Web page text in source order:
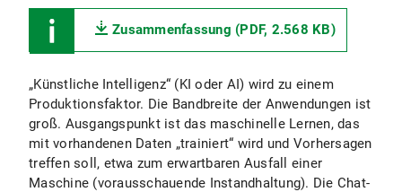
Zusammenfassung (PDF, 2.568 KB)
„Künstliche Intelligenz“ (KI oder AI) wird zu einem
Produktionsfaktor. Die Bandbreite der Anwendungen ist
groß. Ausgangspunkt ist das maschinelle Lernen, das
mit vorhandenen Daten „trainiert“ wird und Vorhersagen
treffen soll, etwa zum erwartbaren Ausfall einer
Maschine (vorausschauende Instandhaltung). Die Chat-